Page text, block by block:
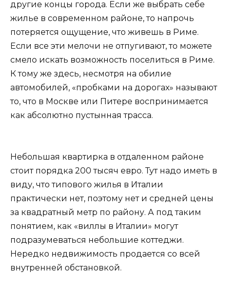
другие концы города. Если же выбрать себе
жилье в современном районе, то напрочь
потеряется ощущение, что живешь в Риме.
Если все эти мелочи не отпугивают, то можете
смело искать возможность поселиться в Риме.
К тому же здесь, несмотря на обилие
автомобилей, «пробками на дорогах» называют
то, что в Москве или Питере воспринимается
как абсолютно пустынная трасса.
Небольшая квартирка в отдаленном районе
стоит порядка 200 тысяч евро. Тут надо иметь в
виду, что типового жилья в Италии
практически нет, поэтому нет и средней цены
за квадратный метр по району. А под таким
понятием, как «виллы в Италии» могут
подразумеваться небольшие коттеджи.
Нередко недвижимость продается со всей
внутренней обстановкой.